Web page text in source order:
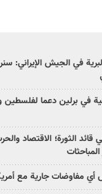
في الجيش الإيراني:
في برلين دعما لفلسطين
قائد الثورة؛ الاقتصاد
مفاوضات جارية مع